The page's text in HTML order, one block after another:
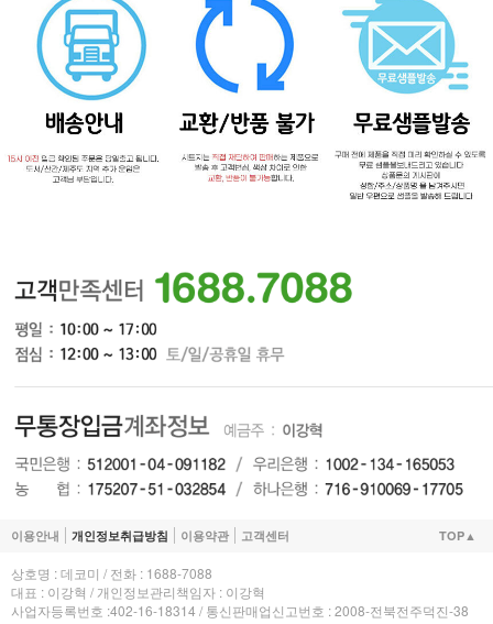
이용안내 개인정보취급방침 이용약관 고객센터 TOP▲
상호명 : 데코미 / 전화 : 1688-7088
대표 : 이강혁 / 개인정보관리책임자 : 이강혁
사업자등록번호 :402-16-18314 / 통신판매업신고번호 : 2008-전북전주덕진-38